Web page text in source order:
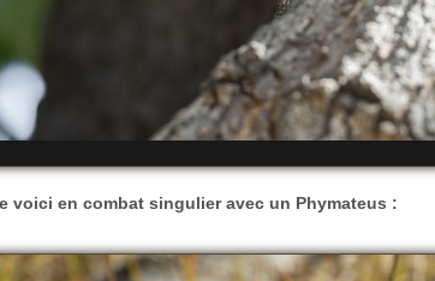
voici en combat singulier avec un Phymateus :